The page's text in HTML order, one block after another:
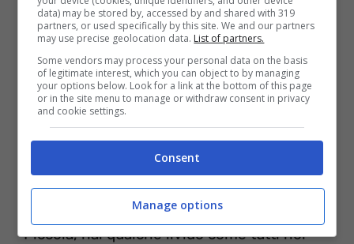
[Ritornello: Ray BLK]
Non aver paura dell’amore
Piccola, hai qualche livido come tutti noi
data) may be stored by, accessed by and shared with 319
partners, or used specifically by this site. We and our partners
may use precise geolocation data. List of partners.
Some vendors may process your personal data on the basis
of legitimate interest, which you can object to by managing
your options below. Look for a link at the bottom of this page
or in the site menu to manage or withdraw consent in privacy
and cookie settings.
Consent
Manage options